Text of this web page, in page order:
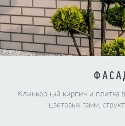
Клинкерный кирпич и плитка
цветовых гамм,